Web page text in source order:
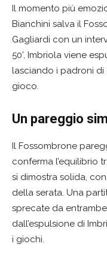
Il momento più
Bianchini salva il
Gagliardi con un
50’, Imbriola viene
lasciando i padroni di
gioco.
Un pareggio
Il Fossombrone
conferma l’equilibrio
si dimostra solida,
della serata. Una
sprecate da
dall’espulsione di
i giochi.